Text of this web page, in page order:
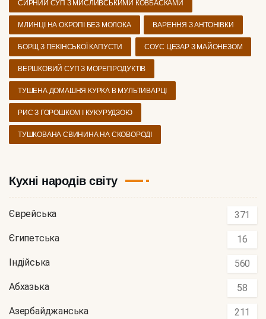
СИРНИЙ СУП З МИСЛИВСЬКИМИ КОВБАСКАМИ
МЛИНЦІ НА ОКРОПІ БЕЗ МОЛОКА ВАРЕННЯ З АНТОНІВКИ
БОРЩ З ПЕКІНСЬКОЇ КАПУСТИ СОУС ЦЕЗАР З МАЙОНЕЗОМ
ВЕРШКОВИЙ СУП З МОРЕПРОДУКТІВ
ТУШЕНА ДОМАШНЯ КУРКА В МУЛЬТИВАРЦІ
РИС З ГОРОШКОМ І КУКУРУДЗОЮ
ТУШКОВАНА СВИНИНА НА СКОВОРОДІ
Кухні народів світу
Єврейська 371
Єгипетська 16
Індійська 560
Абхазька 58
Азербайджанська 211